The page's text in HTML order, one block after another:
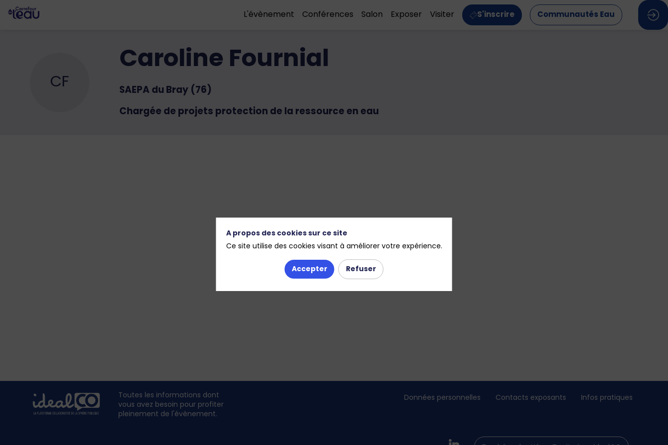
L'évènement Conférences Salon Exposer Visiter S'inscrire Communautés Eau
CF
CarolineFournial
SAEPA du Bray (76)
Chargée de projets protection de la ressource en eau
Toutes les informations dont
vous avez besoin pour profiter
pleinement de l'évènement.
Données personnelles Contacts exposants Infos pratiques
A propos des cookies sur ce site
Ce site utilise des cookies visant à améliorer votre expérience.
Accepter Refuser